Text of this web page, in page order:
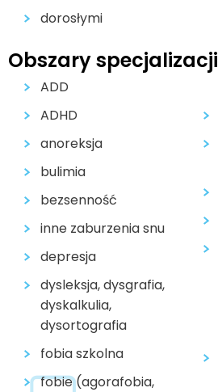
dorosłymi
Obszary specjalizacji
ADD
ADHD
anoreksja
bulimia
bezsenność
inne zaburzenia snu
depresja
dysleksja, dysgrafia,
dyskalkulia,
dysortografia
fobia szkolna
fobie (agorafobia,